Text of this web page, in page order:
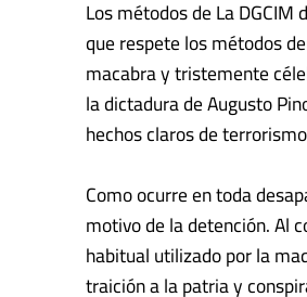
Los métodos de La
que respete los métodos
macabra y tristemente
la dictadura de Augusto
hechos claros de
Como ocurre en toda
motivo de la detención. Al
habitual utilizado por la
traición a la patria y